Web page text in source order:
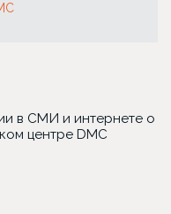
в СМИ и интернете о
центре DMC